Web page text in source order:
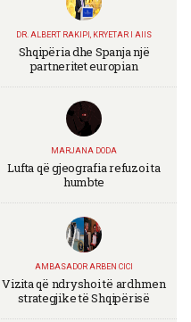
DR. ALBERT RAKIPI, KRYETAR I AIIS
Shqipëria dhe Spanja një
partneritet europian
MARJANA DODA
Lufta që gjeografia refuzoi ta
humbte
AMBASADOR ARBEN CICI
Vizita që ndryshoi të ardhmen
strategjike të Shqipërisë